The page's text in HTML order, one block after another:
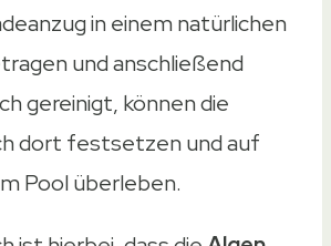
in einem natürlichen
und anschließend
gereinigt, können die
dort festsetzen und auf
Pool überleben.